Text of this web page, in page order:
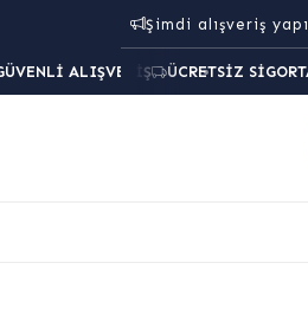
Şimdi alışveriş
ALIŞVERIŞ ÜCRETSIZ